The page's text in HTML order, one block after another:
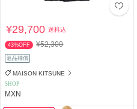
¥29,700送料込
43%OFF ¥52,300
返品補償
MAISON KITSUNE
SHOP
MXN